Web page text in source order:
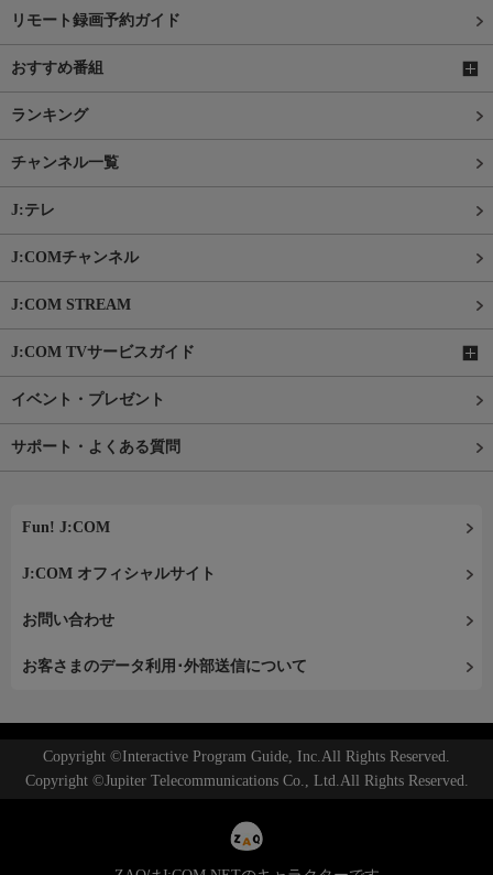
リモート録画予約ガイド
おすすめ番組
ランキング
チャンネル一覧
J:テレ
J:COMチャンネル
J:COM STREAM
J:COM TVサービスガイド
イベント・プレゼント
サポート・よくある質問
Fun! J:COM
J:COM オフィシャルサイト
お問い合わせ
お客さまのデータ利用･外部送信について
Copyright ©Interactive Program Guide, Inc.All Rights Reserved.
Copyright ©Jupiter Telecommunications Co., Ltd.All Rights Reserved.